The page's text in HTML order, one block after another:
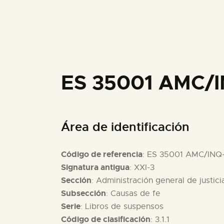
ES 35001
Área de identificación
Código de referencia: ES 35001 AMC/
Signatura antigua: XXI-3
Sección: Administración general de
Subsección: Causas de fe
Serie: Libros de suspensos
Código de clasificación: 3.1.1